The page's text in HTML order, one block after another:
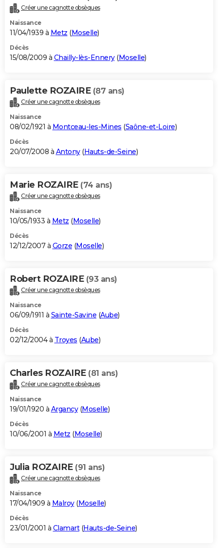
Créer une cagnotte obsèques
Naissance
11/04/1939 à Metz (Moselle)
Décès
15/08/2009 à Chailly-lès-Ennery(Moselle)
Paulette ROZAIRE (87 ans)
Créer une cagnotte obsèques
Naissance
08/02/1921 à Montceau-les-Mines (Saône-et-Loire)
Décès
20/07/2008 à Antony(Hauts-de-Seine)
Marie ROZAIRE (74 ans)
Créer une cagnotte obsèques
Naissance
10/05/1933 à Metz (Moselle)
Décès
12/12/2007 à Gorze (Moselle)
Robert ROZAIRE (93 ans)
Créer une cagnotte obsèques
Naissance
06/09/1911 à Sainte-Savine (Aube)
Décès
02/12/2004 à Troyes (Aube)
Charles ROZAIRE (81 ans)
Créer une cagnotte obsèques
Naissance
19/01/1920 à Argancy(Moselle)
Décès
10/06/2001 à Metz (Moselle)
Julia ROZAIRE (91 ans)
Créer une cagnotte obsèques
Naissance
17/04/1909 à Malroy(Moselle)
Décès
23/01/2001 à Clamart(Hauts-de-Seine)